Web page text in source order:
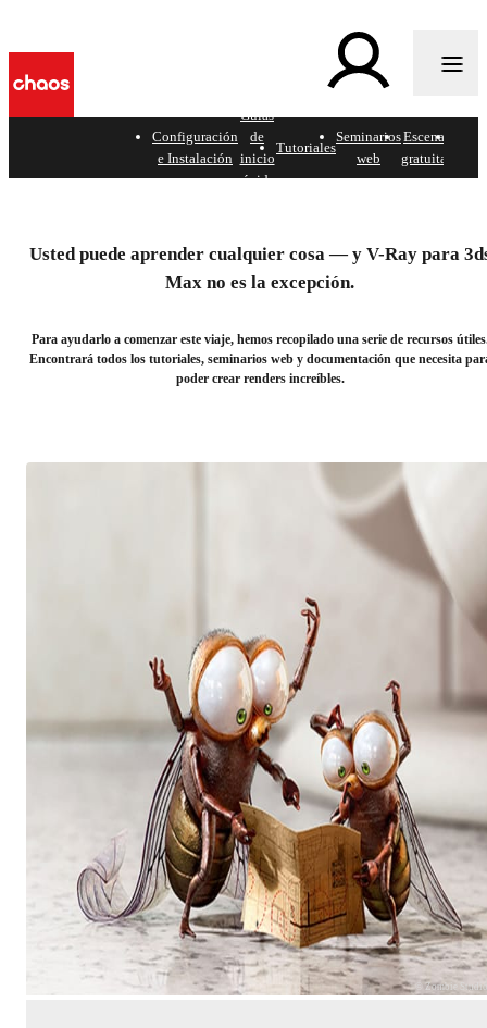
Max
Su colección oficial de recursos de aprendizaje
Configuración
e Instalación
Guías
de
inicio
rápido
Tutoriales
Seminarios
web
Escenas
gratuitas
Usted puede aprender cualquier cosa — y V-Ray para
Max no es la excepción.
Para ayudarlo a comenzar este viaje, hemos recopilado una serie de recursos
Encontrará todos los tutoriales, seminarios web y documentación que necesita
poder crear renders increíbles.
© Zombie